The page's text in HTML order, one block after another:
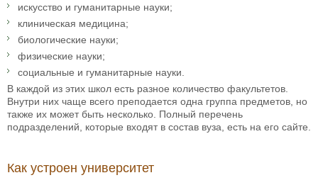
искусство и гуманитарные науки;
клиническая медицина;
биологические науки;
физические науки;
социальные и гуманитарные науки.
В каждой из этих школ есть разное количество факультетов.
Внутри них чаще всего преподается одна группа предметов, но
также их может быть несколько. Полный перечень
подразделений, которые входят в состав вуза, есть на его сайте.
Как устроен университет